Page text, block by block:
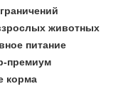
животных
питание
премиум
корма